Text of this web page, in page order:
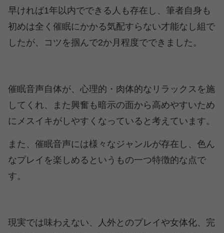
早ければ1年以内でできる人も存在し、筆者自身も
初めは全く催眠にかかる気配すらない才能なし組で
したが、コツを掴んで2か月程度でできました。
催眠音声自体が、心理的・肉体的なリラックスを施
してくれ、また興奮も暗示の面から高めやすいため
にメスイキがしやすくなっていると考えています。
また、催眠音声には様々なジャンルが存在し、色ん
なプレイを楽しめるというもの一つ特徴的な点で
す。
現実では味わえない、人外とのプレイや女体化、完